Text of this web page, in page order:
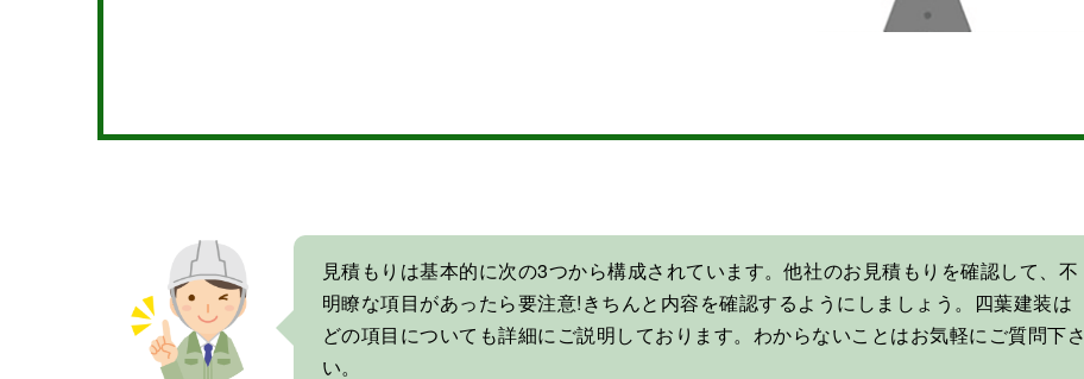
見積もりは基本的に次の3つから構成されています。他社のお見積もりを確認して、不
明瞭な項目があったら要注意!きちんと内容を確認するようにしましょう。四葉建装は
どの項目についても詳細にご説明しております。わからないことはお気軽にご質問下さ
い。